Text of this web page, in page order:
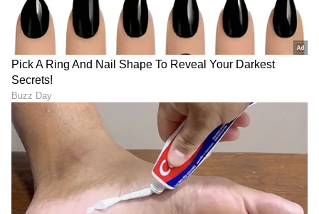
ನ್ಯೂಸ್‌. ಹೊಸ
ಗ್ಯಾಜೆಟ್‌ ರಿಲೀಸ್‌ ಆಯ್ತಾ? ಹೊಸ
ಸ್ಟಾರ್ಟ್‌ಅಪ್‌ಗಳು ಬಂದಿದ್ಯಾ? ಭವಿಷ್ಯವನ್ನು ಬದಲಿಸುವ
ಟೆಕ್‌ ಪಾಲಿಸಿ ಯಾವುದು? ಇವುಗಳ ಇಂಚಿಂಚೂ ಮಾಹಿತಿ
ಸಿಗಲಿದೆ. ಟೆಕ್‌ ಎಕ್ಸ್‌ಪ್ಲೇನರ್ಸ್‌ ಹಾಗೂ ಗ್ಯಾಜೆಟ್‌ ಡೆಮೋ
ವಿಡಿಯೋಗಳು ಕೂಡ ನೀವು ಕಾಣಬಹುದು.